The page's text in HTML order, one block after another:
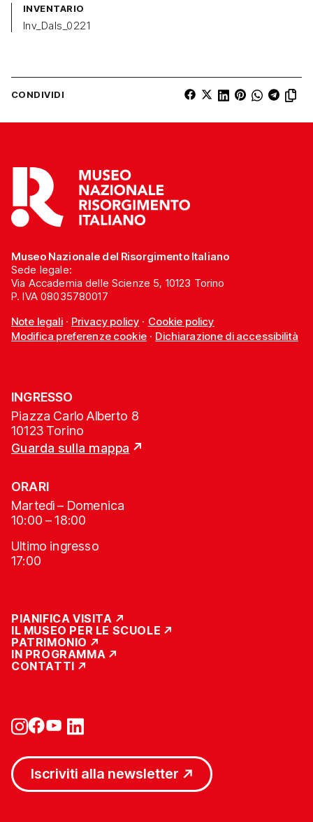
INVENTARIO
Inv_Dals_0221
CONDIVIDI
Museo Nazionale del Risorgimento Italiano
Sede legale:
Via Accademia delle Scienze 5, 10123 Torino
P. IVA 08035780017
Note legali· Privacy policy · Cookie policy
Modifica preferenze cookie· Dichiarazione di accessibilità
INGRESSO
Piazza Carlo Alberto 8
10123 Torino
Guarda sulla mappa
ORARI
Martedì – Domenica
10:00 – 18:00
Ultimo ingresso
17:00
PIANIFICA VISITA
IL MUSEO PER LE SCUOLE
PATRIMONIO
IN PROGRAMMA
CONTATTI
Iscriviti alla newsletter